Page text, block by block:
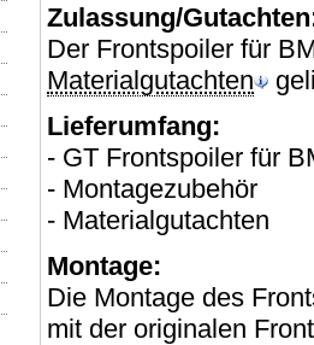
Zulassung/
Der Frontspoiler für
Materialgutachten
Lieferumfang:
- GT Frontspoiler für
- Montagezubehör
- Materialgutachten
Montage:
Die Montage des
mit der originalen